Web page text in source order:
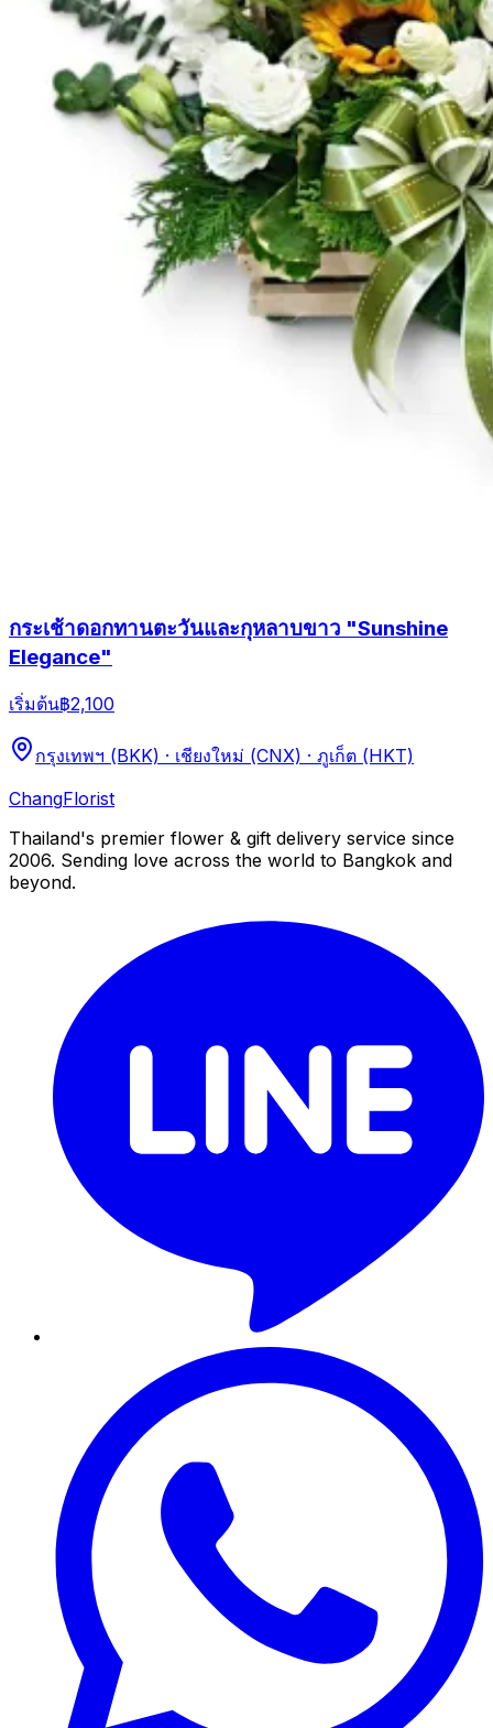
กระเช้าดอกทานตะวันและกุหลาบขาว "Sunshine
Elegance"
เริ่มต้น฿2,100
กรุงเทพฯ (BKK) · เชียงใหม่ (CNX) · ภูเก็ต (HKT)
ChangFlorist
Thailand's premier flower & gift delivery service since
2006. Sending love across the world to Bangkok and
beyond.